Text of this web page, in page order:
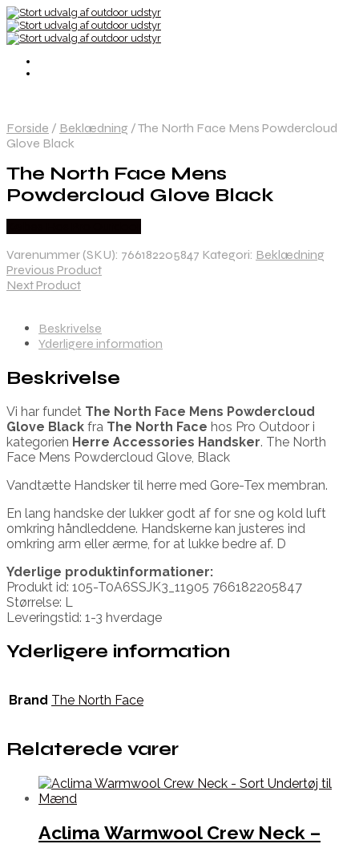
Forside / Beklædning /The North Face Mens Powdercloud
Glove Black
The North Face Mens
Powdercloud Glove Black
Varenummer (SKU): 766182205847 Kategori: Beklædning
Previous Product
Next Product
Beskrivelse
Yderligere information
Beskrivelse
Vi har fundet The North Face Mens Powdercloud
Glove Black fra The North Face hos Pro Outdoor i
kategorien Herre Accessories Handsker. The North
Face Mens Powdercloud Glove, Black
Vandtætte Handsker til herre med Gore-Tex membran.
En lang handske der lukker godt af for sne og kold luft
omkring håndleddene. Handskerne kan justeres ind
omkring arm eller ærme, for at lukke bedre af. D
Yderlige produktinformationer:
Produkt id: 105-T0A6SSJK3_11905 766182205847
Størrelse: L
Leveringstid: 1-3 hverdage
Yderligere information
Brand The North Face
Relaterede varer
Aclima Warmwool Crew Neck –